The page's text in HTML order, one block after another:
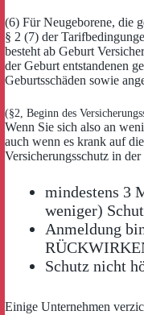
(6) Für Neugeborene, die
§ 2 (7) der
besteht ab Geburt
der Geburt entstandenen
Geburtsschäden sowie
(§2, Beginn des
Wenn Sie sich also an
auch wenn es krank auf
Versicherungsschutz in
mindestens 3
weniger)
Anmeldung
Schutz nicht
Einige Unternehmen